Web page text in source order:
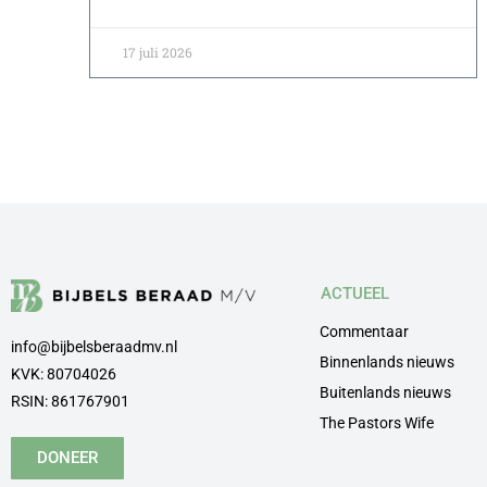
17 juli 2026
info@bijbelsberaadmv.nl
KVK: 80704026
RSIN: 861767901
DONEER
ACTUEEL
Commentaar
Binnenlands nieuws
Buitenlands nieuws
The Pastors Wife